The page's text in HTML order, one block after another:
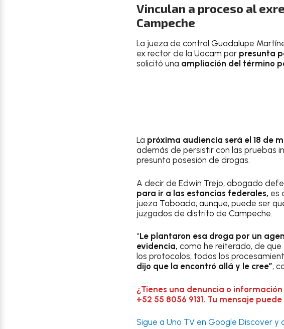
Vinculan a proceso al
Campeche
La jueza de control Guadalupe
ex rector de la Uacam por presunta
solicitó una ampliación del término
La próxima audiencia será el 18 de
además de persistir con las pruebas
presunta posesión de drogas.
A decir de Edwin Trejo, abogado
para ir a las estancias federales, es
jueza Taboada; aunque, puede ser
juzgados de distrito de Campeche.
“Le plantaron esa droga por un
evidencia, como he reiterado, de que
los protocolos, todos los
dijo que la encontró allá y le cree”,
¿Tienes una denuncia o
+52 55 8056 9131. Tu mensaje
Sigue a Uno TV en Google Discover